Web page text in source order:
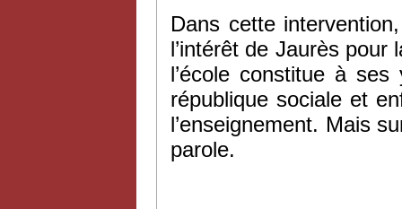
Dans cette
l’intérêt de Jaurès
l’école constitue à
république sociale et
l’enseignement. Mais
parole.